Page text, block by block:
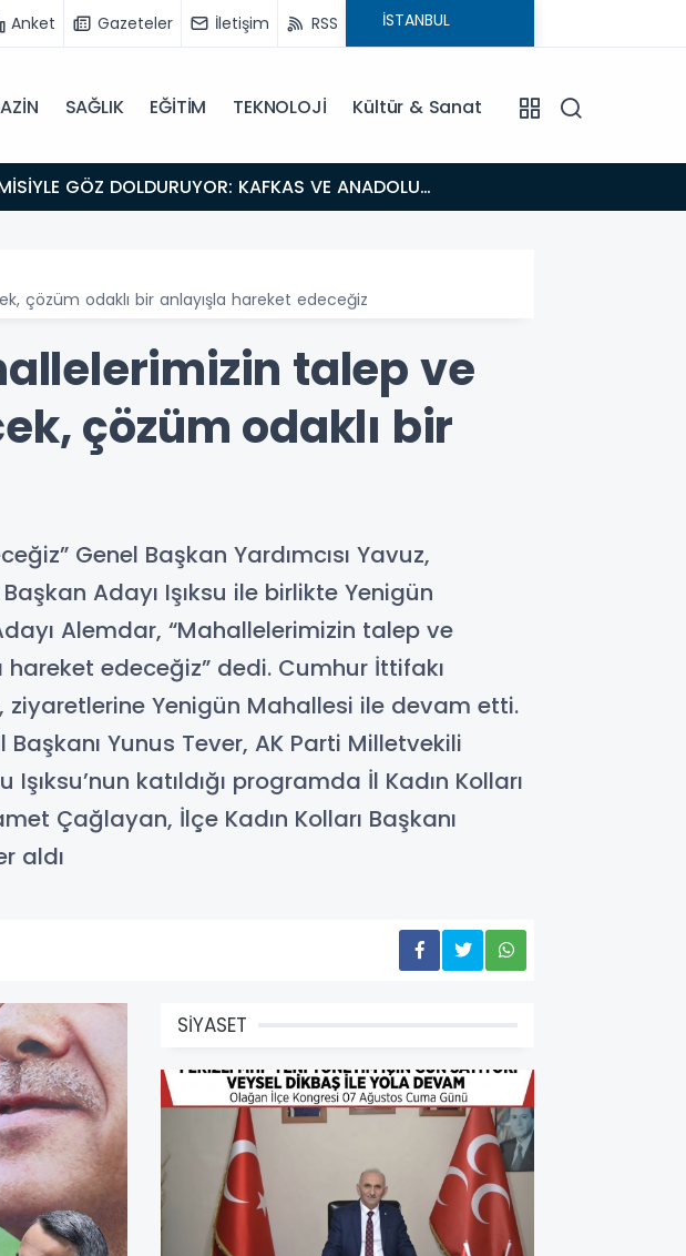
Anket Gazeteler İletişim RSS
SAĞLIK EĞİTİM TEKNOLOJİ Kültür & Sanat
çözüm odaklı bir anlayışla hareket edeceğiz
talep ve
çözüm odaklı bir
Genel Başkan Yardımcısı Yavuz,
Adayı Işıksu ile birlikte Yenigün
Alemdar, “Mahallelerimizin talep ve
edeceğiz” dedi. Cumhur İttifakı
ziyaretlerine Yenigün Mahallesi ile devam etti.
Başkanı Yunus Tever, AK Parti Milletvekili
katıldığı programda İl Kadın Kolları
Çağlayan, İlçe Kadın Kolları Başkanı
aldı
SİYASET